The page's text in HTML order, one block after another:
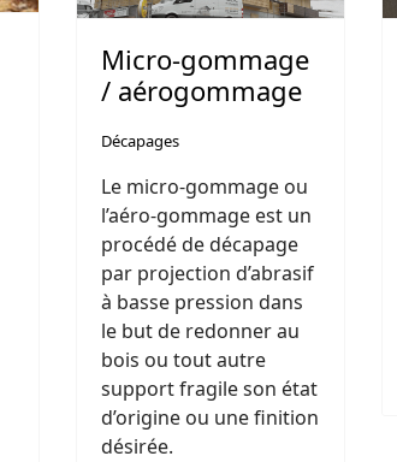
Micro-gommage
/ aérogommage
Décapages
Le micro-gommage ou
l’aéro-gommage est un
procédé de décapage
par projection d’abrasif
à basse pression dans
le but de redonner au
bois ou tout autre
support fragile son état
d’origine ou une finition
désirée.